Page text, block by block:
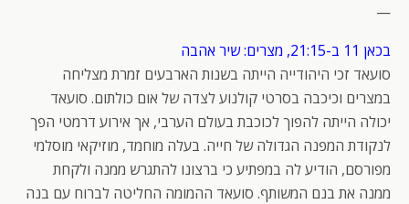
—
בכאן 11 ב-21:15, מצרים: שיר אהבה
סועאד זכי היהודייה הייתה בשנות הארבעים זמרת מצליחה
במצרים וכיכבה בסרטי קולנוע לצדה של אום כולתום. סועאד
יכולה הייתה להפוך לכוכבת בעולם הערבי, אך אירוע דרמטי הפך
לנקודת המפנה הגדולה של חייה. בעלה מוחמד, מוזיקאי מוסלמי
מפורסם, הודיע לה במפתיע כי ברצונו להתגרש ממנה ולקחת
ממנה את בנם המשותף. סועאד ההמומה החליטה לברוח עם בנה